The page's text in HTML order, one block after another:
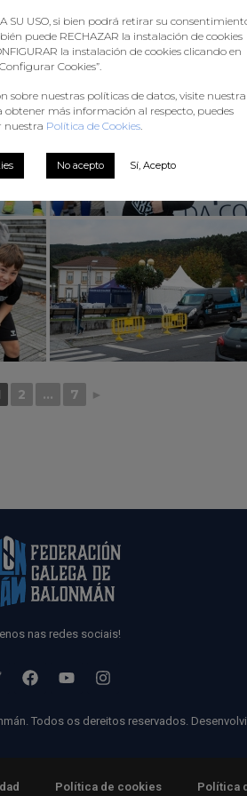
2 ... 7 ►
nas redes sociais!
Todos os dereitos reservados.
Política de cookies Política
SU USO, si bien podrá retirar su
puede RECHAZAR la instalación de cookies
la instalación de cookies clicando en
Cookies”.
sobre nuestras políticas de datos, visite nuestra
obtener más información al respecto, puedes
nuestra Política de Cookies.
No acepto Sí, Acepto